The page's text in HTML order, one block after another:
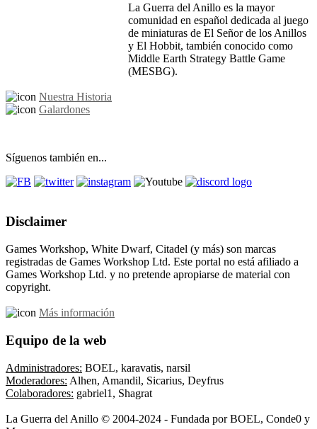
La Guerra del Anillo es la mayor
comunidad en español dedicada al juego
de miniaturas de El Señor de los Anillos
y El Hobbit, también conocido como
Middle Earth Strategy Battle Game
(MESBG).
Nuestra Historia
Galardones
Síguenos también en...
Disclaimer
Games Workshop, White Dwarf, Citadel (y más) son marcas
registradas de Games Workshop Ltd. Este portal no está afiliado a
Games Workshop Ltd. y no pretende apropiarse de material con
copyright.
Más información
Equipo de la web
Administradores: BOEL, karavatis, narsil
Moderadores: Alhen, Amandil, Sicarius, Deyfrus
Colaboradores: gabriel1, Shagrat
La Guerra del Anillo © 2004-2024 - Fundada por BOEL, Conde0 y